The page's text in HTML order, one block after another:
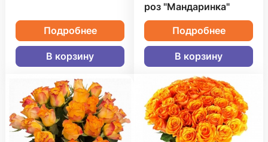
Подробнее
В корзину
роз "Мандаринка"
Подробнее
В корзину